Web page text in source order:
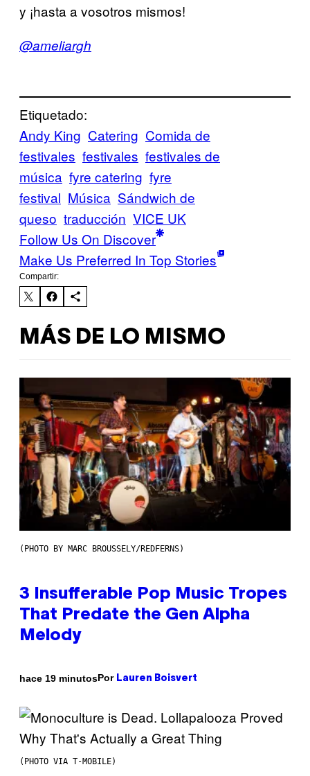
y ¡hasta a vosotros mismos!
@ameliargh
Etiquetado:
Andy King Catering Comida de
festivales festivales festivales de
música fyre catering fyre
festival Música Sándwich de
queso traducción VICE UK
Follow Us On Discover
Make Us Preferred In Top Stories
Compartir:
MÁS DE LO MISMO
(PHOTO BY MARC BROUSSELY/REDFERNS)
3 Insufferable Pop Music Tropes
That Predate the Gen Alpha
Melody
hace 19 minutosPor Lauren Boisvert
(PHOTO VIA T-MOBILE)